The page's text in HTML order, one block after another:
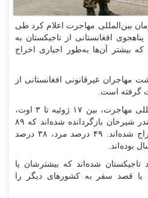
بین‌المللی مهاجرت اعلام کرد طی
دو هفته گذشته، حدود ۱۴۰۰ پناهجوی افغانستانی از تاجیکستان به
که بیشتر آن‌ها به‌طور اجباری اخراج
مهاجران غیرقانونی افغانستانی از
گرفته است.
طبق گزارش سازمان بین‌المللی مهاجرت، بین ۱۷ ژوئیه تا ۳ اوت،
۱۳۸۸ افغانستانی از طریق بندر شیرخان بازگردانده شده‌اند که ۸۹
درصدشان به‌طور اجباری اخراج شده‌اند. ۴۹ درصد مرد، ۳۸ درصد
۴۷۴ نفر وارد تاجیکستان شده‌اند که بیشترشان یا
قصد سفر به کشورهای دیگر را